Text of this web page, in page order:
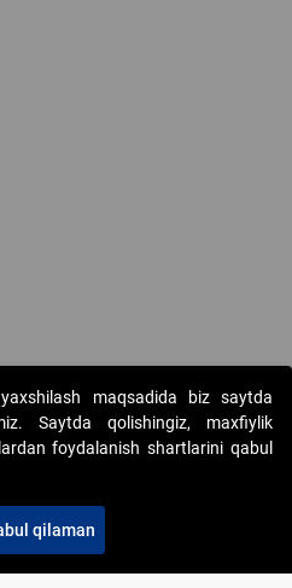
onlayn-auksionlarni
himoyalangan
maqsadida biz saytda
Saytda qolishingiz, maxfiylik
foydalanish shartlarini qabul
qilaman